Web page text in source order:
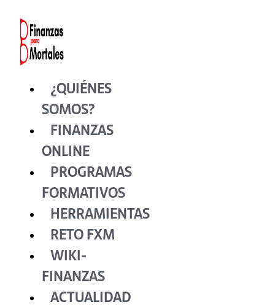
contenido
¿QUIÉNES
SOMOS?
FINANZAS
ONLINE
PROGRAMAS
FORMATIVOS
HERRAMIENTAS
RETO FXM
WIKI-
FINANZAS
ACTUALIDAD